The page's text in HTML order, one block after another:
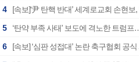
4 [속보]‘尹 탄핵 반대’ 세계로교회 손현
5
6